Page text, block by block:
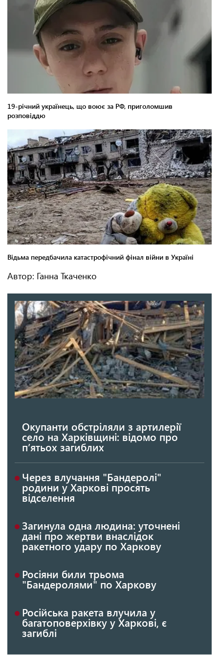
Автор: Ганна Ткаченко
Окупанти обстріляли з артилерії
село на Харківщині: відомо про
п’ятьох загиблих
Через влучання "Бандеролі"
родини у Харкові просять
відселення
Загинула одна людина: уточнені
дані про жертви внаслідок
ракетного удару по Харкову
Росіяни били трьома
"Бандеролями" по Харкову
Російська ракета влучила у
багатоповерхівку у Харкові, є
загиблі